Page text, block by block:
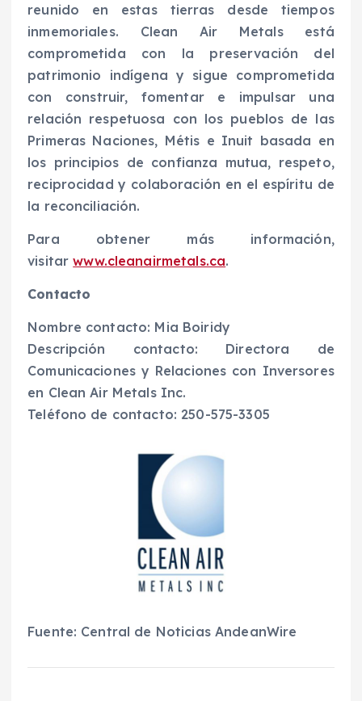
reunido en estas tierras desde tiempos
inmemoriales. Clean Air Metals está
comprometida con la preservación del
patrimonio indígena y sigue comprometida
con construir, fomentar e impulsar una
relación respetuosa con los pueblos de las
Primeras Naciones, Métis e Inuit basada en
los principios de confianza mutua, respeto,
reciprocidad y colaboración en el espíritu de
la reconciliación.
Para obtener más información,
visitarwww.cleanairmetals.ca.
Contacto
Nombre contacto: Mia Boiridy
Descripción contacto: Directora de
Comunicaciones y Relaciones con Inversores
en Clean Air Metals Inc.
Teléfono de contacto: 250-575-3305
Fuente: Central de Noticias AndeanWire